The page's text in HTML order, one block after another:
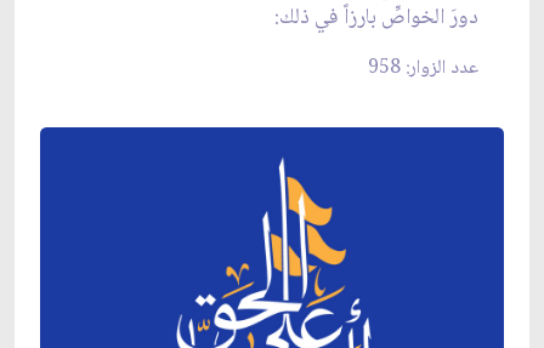
دورَ الخواصِّ بارزاً في ذلك:
عدد الزوار: 958